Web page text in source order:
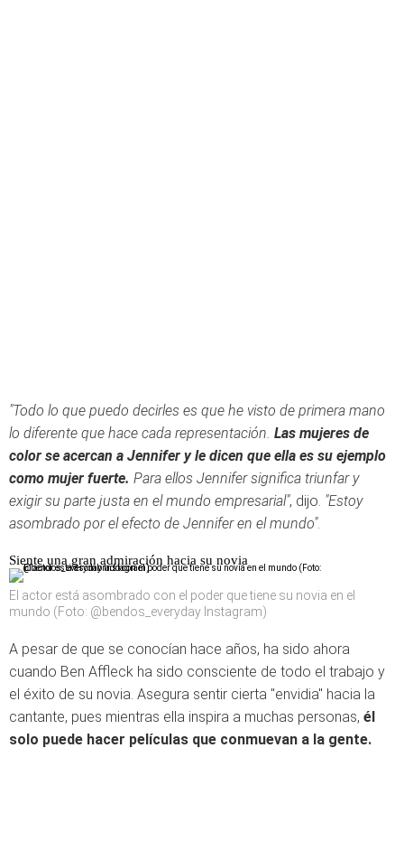
"Todo lo que puedo decirles es que he visto de primera mano
lo diferente que hace cada representación. Las mujeres de
color se acercan a Jennifer y le dicen que ella es su ejemplo
como mujer fuerte. Para ellos Jennifer significa triunfar y
exigir su parte justa en el mundo empresarial", dijo. "Estoy
asombrado por el efecto de Jennifer en el mundo".
Siente una gran admiración hacia su novia
El actor está asombrado con el poder que tiene su novia en el
mundo (Foto: @bendos_everyday Instagram)
A pesar de que se conocían hace años, ha sido ahora
cuando Ben Affleck ha sido consciente de todo el trabajo y
el éxito de su novia. Asegura sentir cierta "envidia" hacia la
cantante, pues mientras ella inspira a muchas personas, él
solo puede hacer películas que conmuevan a la gente.